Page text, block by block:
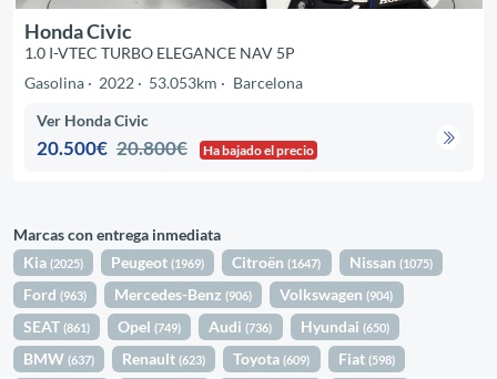
Honda Civic
1.0 I-VTEC TURBO ELEGANCE NAV 5P
Gasolina
2022 53.053km Barcelona
Ver Honda Civic
20.500€ 20.800€ Ha bajado el precio
Marcas con entrega inmediata
Kia(2025) Peugeot(1969) Citroën(1647) Nissan (1075)
Ford(963) Mercedes-Benz(906) Volkswagen(904)
SEAT(861) Opel(749) Audi(736) Hyundai (650)
BMW(637) Renault(623) Toyota(609) Fiat (598)